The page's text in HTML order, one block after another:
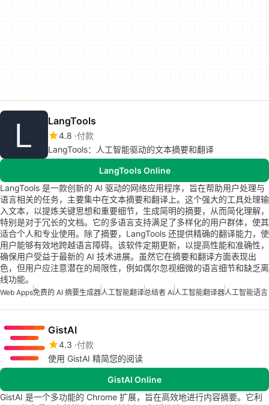
LangTools
4.8 付款
LangTools：人工智能驱动的文本摘要和翻译
LangTools Online
LangTools 是一款创新的 AI 驱动的网络应用程序，旨在帮助用户处理与
语言相关的任务，主要集中在文本摘要和翻译上。这个强大的工具处理输
入文本，以提炼关键思想和重要细节，生成简明的摘要，从而简化理解，
特别是对于冗长的文档。它的多语言支持满足了多样化的用户群体，使其
适合个人和专业使用。除了摘要，LangTools 还提供精确的翻译能力，使
用户能够有效地跨越语言障碍。该软件定期更新，以提高性能和准确性，
确保用户受益于最新的 AI 技术进展。虽然它在摘要和翻译方面表现出
色，但用户应注意潜在的局限性，例如偶尔忽视细微的语言细节和缺乏离
线功能。
Web Apps免费的 AI 摘要生成器人工智能翻译总结者 Ai人工智能翻译器人工智能语言
GistAI
4.3 付款
使用 GistAI 精简您的阅读
GistAI Online
GistAI 是一个多功能的 Chrome 扩展，旨在高效地进行内容摘要。它利